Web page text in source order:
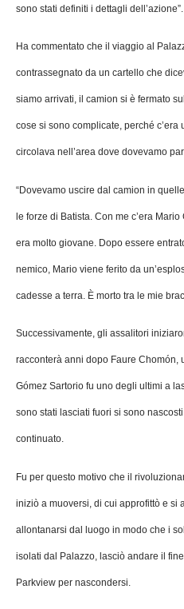
sono stati definiti i dettagli dell’azione”.
Ha commentato che il viaggio al
contrassegnato da un cartello che
siamo arrivati, il camion si è fermato
cose si sono complicate, perché
circolava nell’area dove dovevamo
“Dovevamo uscire dal camion in
le forze di Batista. Con me c’era
era molto giovane. Dopo essere
nemico, Mario viene ferito da
cadesse a terra. È morto tra le mie
Successivamente, gli assalitori
racconterà anni dopo Faure Chomón,
Gómez Sartorio fu uno degli ultimi a
sono stati lasciati fuori si sono
continuato.
Fu per questo motivo che il
iniziò a muoversi, di cui approfittò e si
allontanarsi dal luogo in modo che i
isolati dal Palazzo, lasciò andare il
Parkview per nascondersi.